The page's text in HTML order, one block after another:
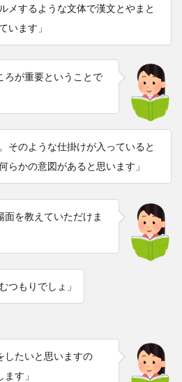
メするような文体で漢文とやまと
います」
ろが重要ということで
そのような仕掛けが入っていると
らかの意図があると思います」
面を教えていただけま
つもりでしょ」
したいと思いますの
す」